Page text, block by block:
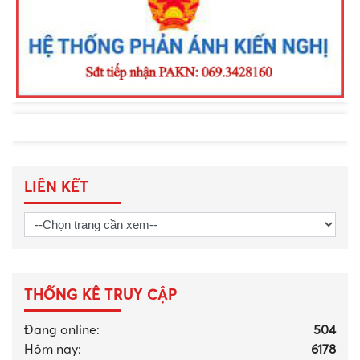
năm 2026
LIÊN KẾT
THỐNG KÊ TRUY CẬP
Đang online:
504
Hôm nay:
6178